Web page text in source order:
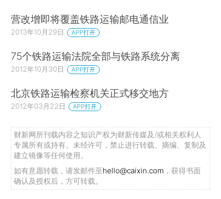
营改增即将覆盖铁路运输邮电通信业
2013年10月29日 APP打开
75个铁路运输法院全部与铁路系统分离
2012年10月30日 APP打开
北京铁路运输检察机关正式移交地方
2012年03月22日 APP打开
财新网所刊载内容之知识产权为财新传媒及/或相关权利人
专属所有或持有。未经许可，禁止进行转载、摘编、复制及
建立镜像等任何使用。
如有意愿转载，请发邮件至hello@caixin.com ，获得书面
确认及授权后，方可转载。